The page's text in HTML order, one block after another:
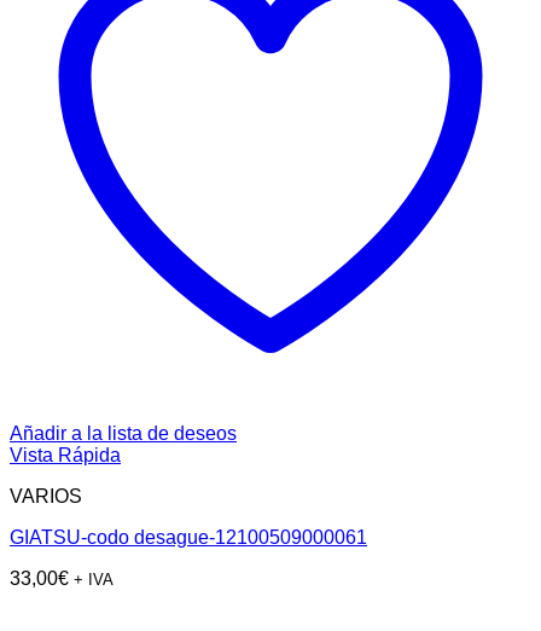
Añadir a la lista de deseos
Vista Rápida
VARIOS
GIATSU-codo desague-12100509000061
33,00€ + IVA